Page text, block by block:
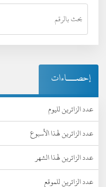
إحصـــاءات
عدد الزائرين لليوم
عدد الزائرين لهذا الأسبوع
عدد الزائرين لهذا الشهر
عدد الزائرين للموقع